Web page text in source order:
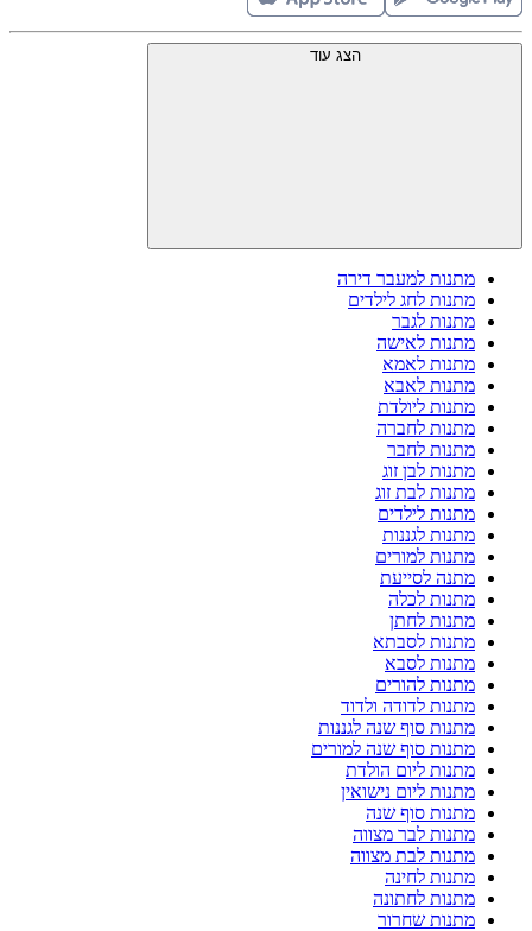
הצג עוד
מתנות למעבר דירה
מתנות לחג לילדים
מתנות לגבר
מתנות לאישה
מתנות לאמא
מתנות לאבא
מתנות ליולדת
מתנות לחברה
מתנות לחבר
מתנות לבן זוג
מתנות לבת זוג
מתנות לילדים
מתנות לגננות
מתנות למורים
מתנה לסייעת
מתנות לכלה
מתנות לחתן
מתנות לסבתא
מתנות לסבא
מתנות להורים
מתנות לדודה ולדוד
מתנות סוף שנה לגננות
מתנות סוף שנה למורים
מתנות ליום הולדת
מתנות ליום נישואין
מתנות סוף שנה
מתנות לבר מצווה
מתנות לבת מצווה
מתנות לחינה
מתנות לחתונה
מתנות שחרור